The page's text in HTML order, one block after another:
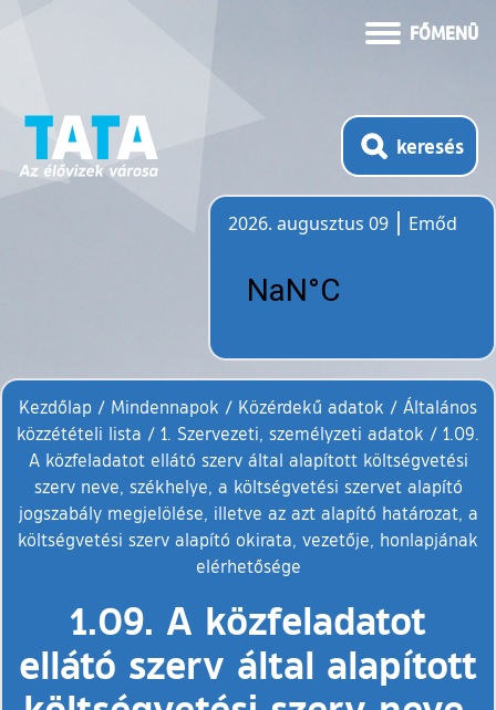
FŐMENÜ
keresés
2026. augusztus 09
Emőd
Kezdőlap / Mindennapok / Közérdekű adatok / Általános
közzétételi lista / 1. Szervezeti, személyzeti adatok / 1.09.
A közfeladatot ellátó szerv által alapított költségvetési
szerv neve, székhelye, a költségvetési szervet alapító
jogszabály megjelölése, illetve az azt alapító határozat, a
költségvetési szerv alapító okirata, vezetője, honlapjának
elérhetősége
1.09. A közfeladatot
ellátó szerv által alapított